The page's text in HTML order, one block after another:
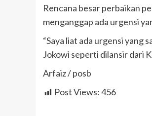
Rencana besar perbaikan
menganggap ada urgensi
“Saya liat ada urgensi yang
Jokowi seperti dilansir dari
Arfaiz / posb
Post Views:456